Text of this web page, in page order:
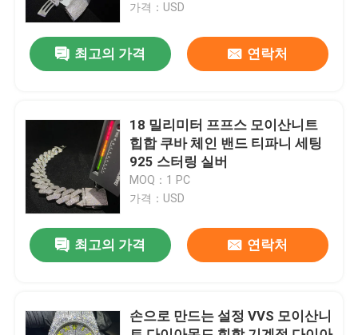
공장 여행
품질 관리
연락주세요
뉴스
경우
모이산니트 다이아몬드 시계
가격：USD
최고의 가격 연락처
18 밀리미터 프프스 모이산니트
힙합 쿠바 체인 밴드 티파니 세팅
925 스터링 실버
MOQ：1 PC
가격：USD
최고의 가격 연락처
손으로 만드는 설정 VVS 모이산니